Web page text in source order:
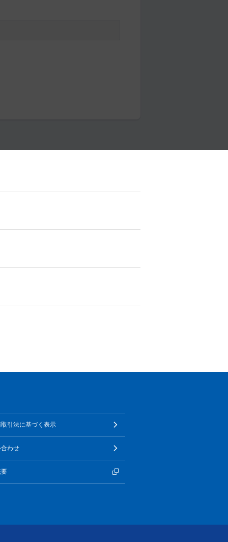
引法に基づく表示
わせ